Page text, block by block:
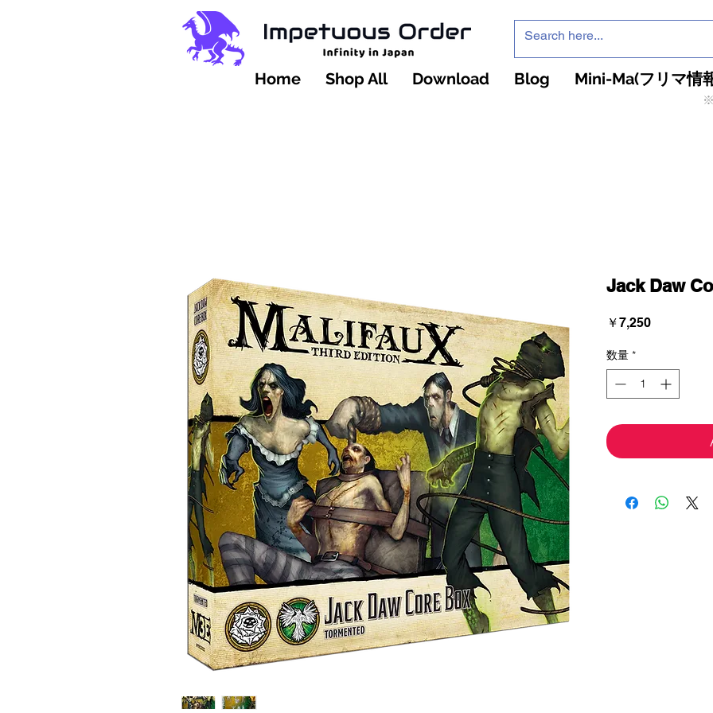
Home Shop All Download Blog Mini-Ma(フリマ情
Jack Daw
￥7,250価
数量 *